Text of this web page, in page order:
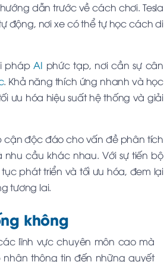
dẫn trước về cách chơi. Tesla
động, nơi xe có thể tự học cách di
phápAI phức tạp, nơi cần sự cân
. Khả năng thích ứng nhanh và học
ưu hóa hiệu suất hệ thống và giải
cận độc đáo cho vấn đề phân tích
cầu khác nhau. Với sự tiến bộ
phát triển và tối ưu hóa, đem lại
tương lai.
không
lĩnh vực chuyên môn cao mà
thông tin đến những quyết